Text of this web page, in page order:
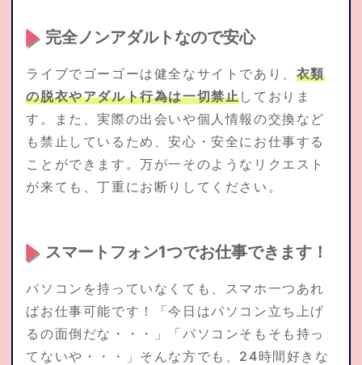
完全ノンアダルトなので安心
ライブでゴーゴーは健全なサイトであり、 衣類
の脱衣やアダルト行為は一切禁止しておりま
す。また、実際の出会いや個人情報の交換など
も禁止しているため、安心・安全にお仕事する
ことができます。万が一そのようなリクエスト
が来ても、丁重にお断りしてください。
スマートフォン1つでお仕事できます！
パソコンを持っていなくても、スマホ一つあれ
ばお仕事可能です！「今日はパソコン立ち上げ
るの面倒だな・・・」「パソコンそもそも持っ
てないや・・・」そんな方でも、24時間好きな